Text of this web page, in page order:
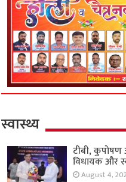
स्वास्थ्य
टीबी,
विधायक और
August 4,